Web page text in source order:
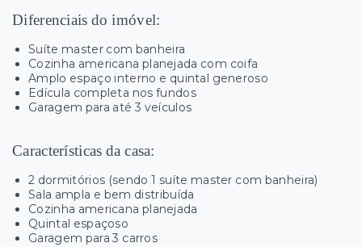
Diferenciais do imóvel:
Suíte master com banheira
Cozinha americana planejada com coifa
Amplo espaço interno e quintal generoso
Edícula completa nos fundos
Garagem para até 3 veículos
Características da casa:
2 dormitórios (sendo 1 suíte master com banheira)
Sala ampla e bem distribuída
Cozinha americana planejada
Quintal espaçoso
Garagem para 3 carros